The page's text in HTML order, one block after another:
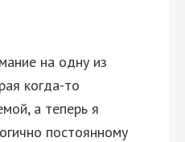
на одну из
когда-то
а теперь я
постоянному